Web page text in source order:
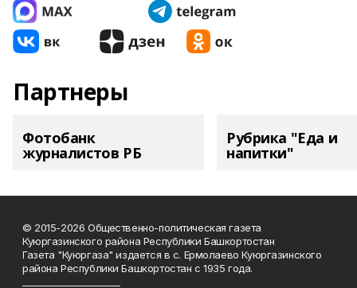
Партнеры
Фотобанк
журналистов РБ
Рубрика "Еда и
напитки"
© 2015-2026 Общественно-политическая газета
Куюргазинского района Республики Башкортостан
Газета "Куюргаза" издается в с. Ермолаево Куюргазинского
района Республики Башкортостан с 1935 года.